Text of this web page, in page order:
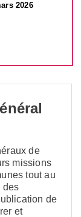
2026
de
missions
tout au
des
de
et